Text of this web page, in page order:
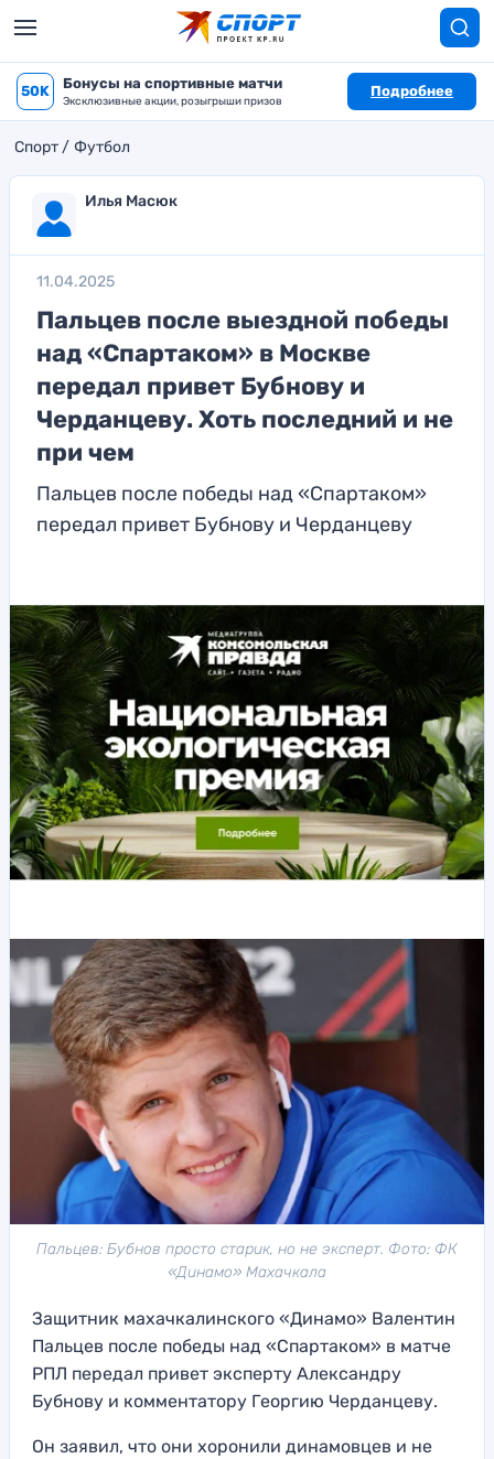
50K Бонусы на спортивные матчи
Эксклюзивные акции, розыгрыши призов
Подробнее
Спорт Футбол
Илья Масюк
11.04.2025
Пальцев после выездной победы
над «Спартаком» в Москве
передал привет Бубнову и
Черданцеву. Хоть последний и не
при чем
Пальцев после победы над «Спартаком»
передал привет Бубнову и Черданцеву
Пальцев: Бубнов просто старик, но не эксперт. Фото: ФК
«Динамо» Махачкала
Защитник махачкалинского «Динамо» Валентин
Пальцев после победы над «Спартаком» в матче
РПЛ передал привет эксперту Александру
Бубнову и комментатору Георгию Черданцеву.
Он заявил, что они хоронили динамовцев и не